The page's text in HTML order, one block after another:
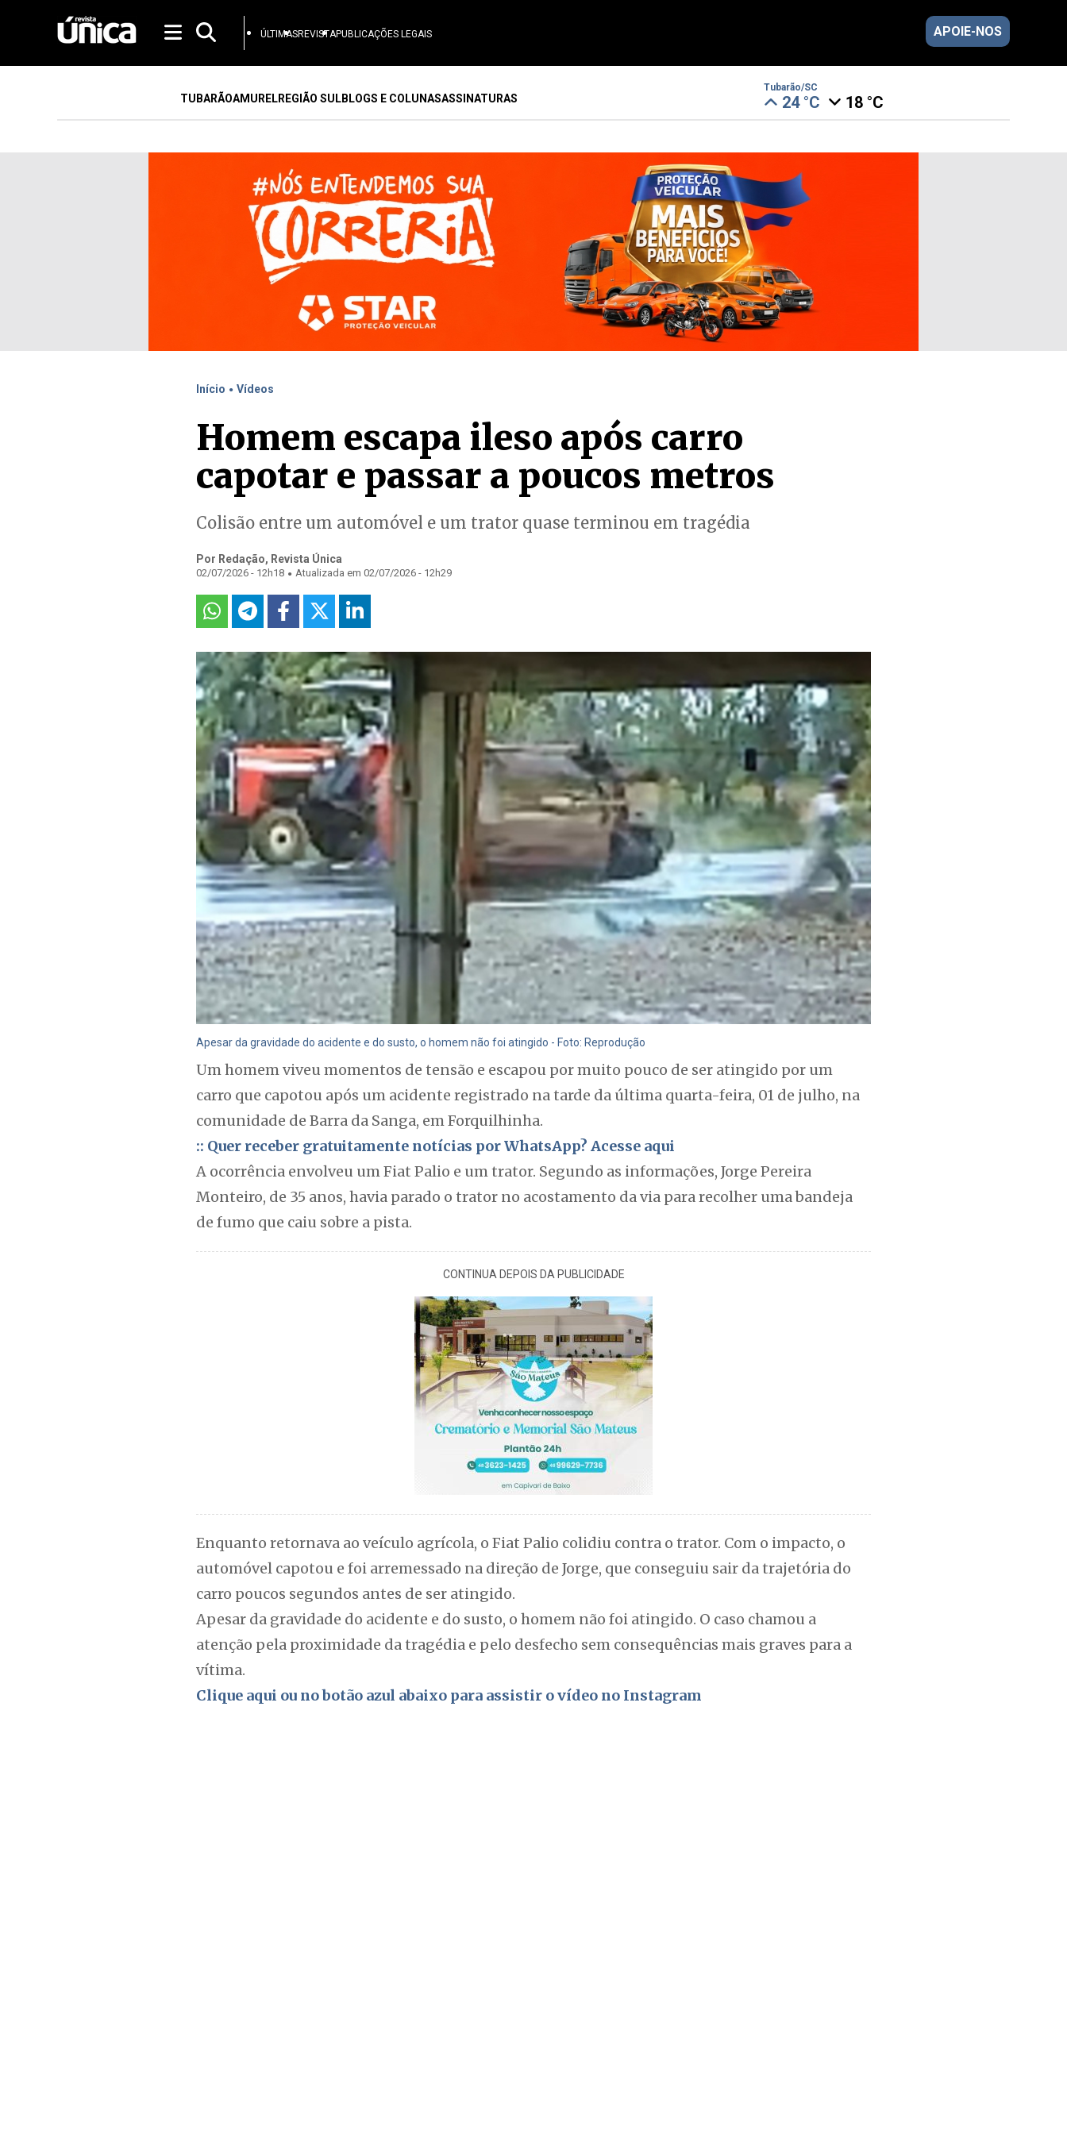
ÚLTIMASREVISTAPUBLICAÇÕES LEGAIS APOIE-NOS
TUBARÃOAMURELREGIÃO SULBLOGS E COLUNASASSINATURAS
Tubarão/SC
24 °C 18 °C
Início . Vídeos
Homem escapa ileso após carro
capotar e passar a poucos metros
Colisão entre um automóvel e um trator quase terminou em tragédia
Por Redação, Revista Única
02/07/2026 - 12h18 . Atualizada em 02/07/2026 - 12h29
Apesar da gravidade do acidente e do susto, o homem não foi atingido - Foto: Reprodução
Um homem viveu momentos de tensão e escapou por muito pouco de ser atingido por um
carro que capotou após um acidente registrado na tarde da última quarta-feira, 01 de julho, na
comunidade de Barra da Sanga, em Forquilhinha.
:: Quer receber gratuitamente notícias por WhatsApp? Acesse aqui
A ocorrência envolveu um Fiat Palio e um trator. Segundo as informações, Jorge Pereira
Monteiro, de 35 anos, havia parado o trator no acostamento da via para recolher uma bandeja
de fumo que caiu sobre a pista.
CONTINUA DEPOIS DA PUBLICIDADE
Enquanto retornava ao veículo agrícola, o Fiat Palio colidiu contra o trator. Com o impacto, o
automóvel capotou e foi arremessado na direção de Jorge, que conseguiu sair da trajetória do
carro poucos segundos antes de ser atingido.
Apesar da gravidade do acidente e do susto, o homem não foi atingido. O caso chamou a
atenção pela proximidade da tragédia e pelo desfecho sem consequências mais graves para a
vítima.
Clique aqui ou no botão azul abaixo para assistir o vídeo no Instagram